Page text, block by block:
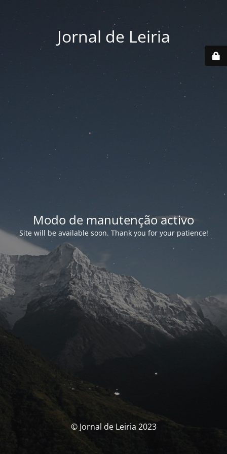
Jornal de Leiria
Modo de manutenção activo
Site will be available soon. Thank you for your patience!
© Jornal de Leiria 2023